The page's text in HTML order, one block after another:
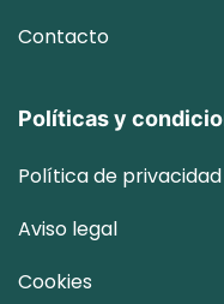
Contacto
Políticas y
Política de privacidad
Aviso legal
Cookies